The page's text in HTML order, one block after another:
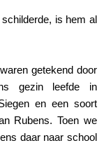
is hem al
getekend door
gezin leefde in
en een soort
Rubens. Toen we
daar naar school